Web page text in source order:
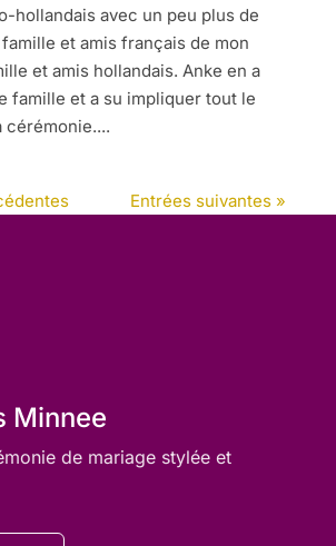
hollandais avec un peu plus de
et amis français de mon
et amis hollandais. Anke en a
famille et a su impliquer tout le
cérémonie....
Entrées suivantes »
Minnee
de mariage stylée et